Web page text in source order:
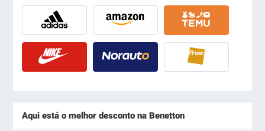
Aqui está o melhor desconto na Benetton